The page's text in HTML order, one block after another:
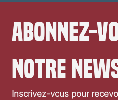
Abonnez-
notre
Inscrivez-vous pour